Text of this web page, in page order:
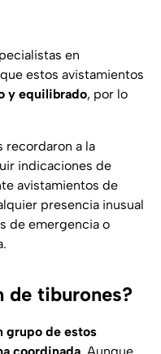
en
estos avistamientos
y equilibrado, por lo
recordaron a la
indicaciones de
avistamientos de
presencia inusual
de emergencia o
de tiburones?
grupo de estos